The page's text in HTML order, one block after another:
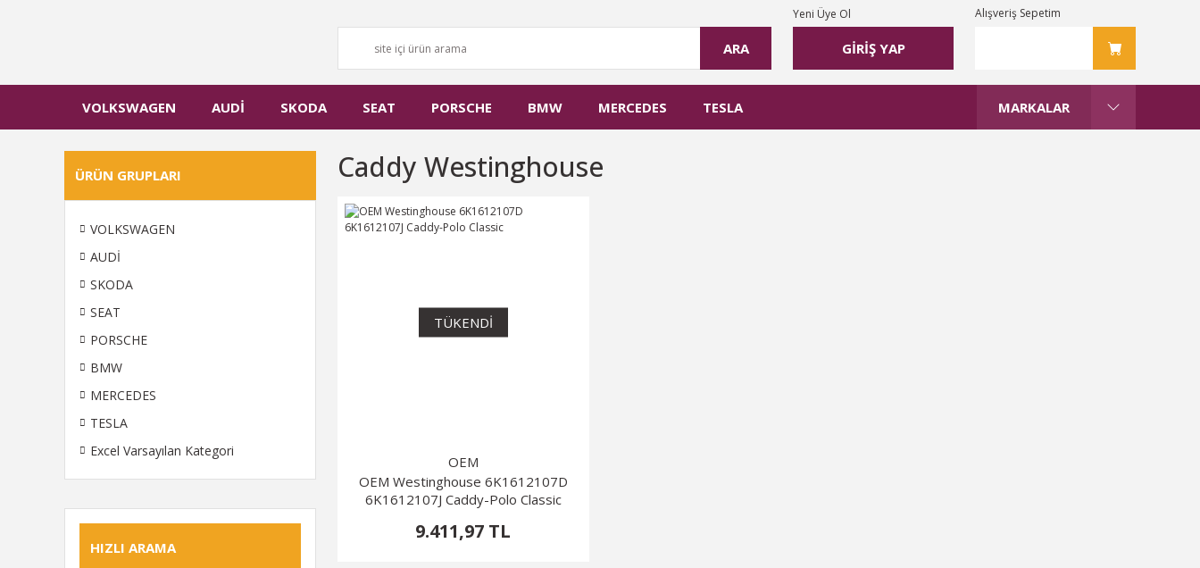
ARA GİRİŞ YAP
Yeni Üye Ol Alışveriş Sepetim
VOLKSWAGEN AUDİ SKODA SEAT PORSCHE BMW MERCEDES TESLA MARKALAR
ÜRÜN GRUPLARI
VOLKSWAGEN
AUDİ
SKODA
SEAT
PORSCHE
BMW
MERCEDES
TESLA
Excel Varsayılan Kategori
HIZLI ARAMA
Caddy Westinghouse
TÜKENDİ
OEM
OEM Westinghouse 6K1612107D
6K1612107J Caddy-Polo Classic
9.411,97 TL